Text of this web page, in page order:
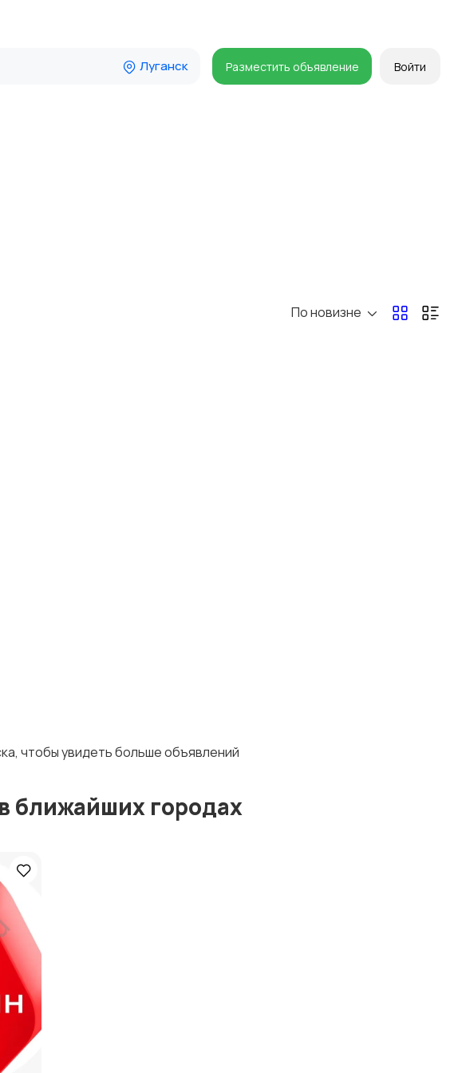
Луганск Разместить объявление Войти
По новизне
чтобы увидеть больше объявлений
ближайших городах